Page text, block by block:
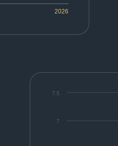
2026
7
7.5